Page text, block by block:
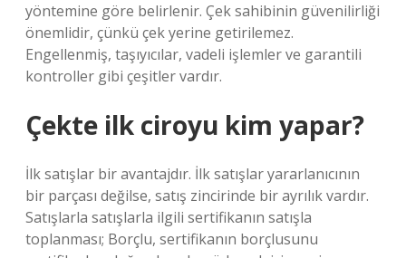
yöntemine göre belirlenir. Çek sahibinin güvenilirliği
önemlidir, çünkü çek yerine getirilemez.
Engellenmiş, taşıyıcılar, vadeli işlemler ve garantili
kontroller gibi çeşitler vardır.
Çekte ilk ciroyu kim yapar?
İlk satışlar bir avantajdır. İlk satışlar yararlanıcının
bir parçası değilse, satış zincirinde bir ayrılık vardır.
Satışlarla satışlarla ilgili sertifikanın satışla
toplanması; Borçlu, sertifikanın borçlusunu